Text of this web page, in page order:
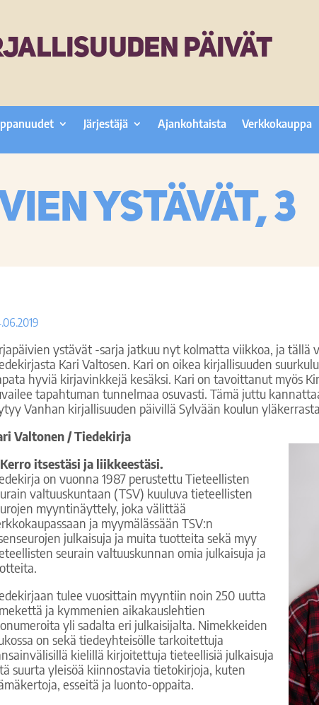
PÄIVÄT
Järjestäjä Ajankohtaista Verkkokauppa
ystävät, 3
ystävät -sarja jatkuu nyt kolmatta viikkoa, ja tällä
Kari Valtosen. Kari on oikea kirjallisuuden
hyviä kirjavinkkejä kesäksi. Kari on tavoittanut myös
tapahtuman tunnelmaa osuvasti. Tämä juttu
Vanhan kirjallisuuden päivillä Sylvään koulun
Valtonen / Tiedekirja
Kerro itsestäsi ja liikkeestäsi.
on vuonna 1987 perustettu Tieteellisten
valtuuskuntaan (TSV) kuuluva tieteellisten
myyntinäyttely, joka välittää
ja myymälässään TSV:n
julkaisuja ja muita tuotteita sekä myy
seurain valtuuskunnan omia julkaisuja ja
tulee vuosittain myyntiin noin 250 uutta
ja kymmenien aikakauslehtien
yli sadalta eri julkaisijalta. Nimekkeiden
on sekä tiedeyhteisölle tarkoitettuja
kielillä kirjoitettuja tieteellisiä julkaisuja
suurta yleisöä kiinnostavia tietokirjoja, kuten
esseitä ja luonto-oppaita.